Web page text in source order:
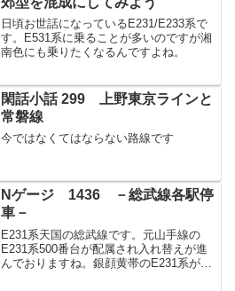
日頃お世話になっているE231/E233系で
す。E531系に乗ることが多いのですが湘
南色にも乗りたくなるんですよね。
閑話小話 299 上野東京ラインと
常磐線
今ではなくてはならない路線です
Nゲージ 1436 －総武線各駅停
車－
E231系天国の総武線です。元山手線の
E231系500番台が配属され入れ替えが進
んでおりますね。銀顔黄帯のE231系が見